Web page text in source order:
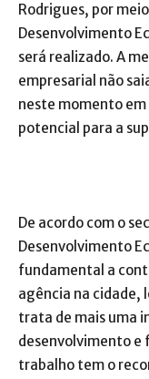
Rodrigues, por
Desenvolvimento
será realizado. A
empresarial não
neste momento em
potencial para a
De acordo com o
Desenvolvimento
fundamental a
agência na cidade,
trata de mais uma
desenvolvimento e
trabalho tem o